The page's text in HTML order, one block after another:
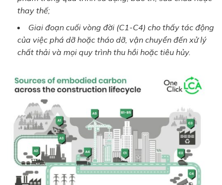
thay thế;
Giai đoạn cuối vòng đời (C1-C4) cho thấy tác động
của việc phá dỡ hoặc tháo dỡ, vận chuyển đến xử lý
chất thải và mọi quy trình thu hồi hoặc tiêu hủy.